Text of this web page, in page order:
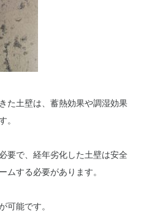
た土壁は、蓄熱効果や調湿効果
。
要で、経年劣化した土壁は安全
ムする必要があります。
可能です。